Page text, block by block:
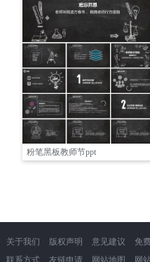
粉笔黑板教师节ppt
关于我们
联系方式
版权声明
友链申请
意见建议
网站地图
免
网